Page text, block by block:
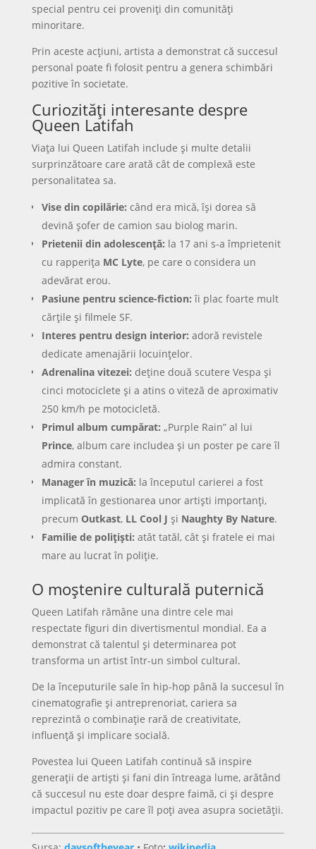
special pentru cei proveniți din comunități
minoritare.
Prin aceste acțiuni, artista a demonstrat că succesul
personal poate fi folosit pentru a genera schimbări
pozitive în societate.
Curiozități interesante despre
Queen Latifah
Viața lui Queen Latifah include și multe detalii
surprinzătoare care arată cât de complexă este
personalitatea sa.
Vise din copilărie: când era mică, își dorea să
devină șofer de camion sau biolog marin.
Prietenii din adolescență: la 17 ani s-a împrietenit
cu rapperița MC Lyte, pe care o considera un
adevărat erou.
Pasiune pentru science-fiction: îi plac foarte mult
cărțile și filmele SF.
Interes pentru design interior: adoră revistele
dedicate amenajării locuințelor.
Adrenalina vitezei: deține două scutere Vespa și
cinci motociclete și a atins o viteză de aproximativ
250 km/h pe motocicletă.
Primul album cumpărat: „Purple Rain” al lui
Prince, album care includea și un poster pe care îl
admira constant.
Manager în muzică: la începutul carierei a fost
implicată în gestionarea unor artiști importanți,
precum Outkast, LL Cool J și Naughty By Nature.
Familie de polițiști: atât tatăl, cât și fratele ei mai
mare au lucrat în poliție.
O moștenire culturală puternică
Queen Latifah rămâne una dintre cele mai
respectate figuri din divertismentul mondial. Ea a
demonstrat că talentul și determinarea pot
transforma un artist într-un simbol cultural.
De la începuturile sale în hip-hop până la succesul în
cinematografie și antreprenoriat, cariera sa
reprezintă o combinație rară de creativitate,
influență și implicare socială.
Povestea lui Queen Latifah continuă să inspire
generații de artiști și fani din întreaga lume, arătând
că succesul nu este doar despre faimă, ci și despre
impactul pozitiv pe care îl poți avea asupra societății.